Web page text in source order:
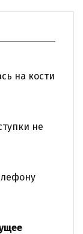
на кости
не